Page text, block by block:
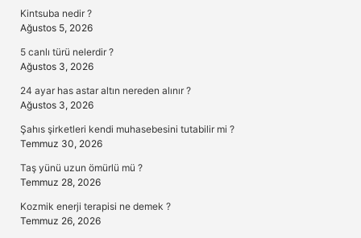
Kintsuba nedir ?
Ağustos 5, 2026
5 canlı türü nelerdir ?
Ağustos 3, 2026
24 ayar has astar altın nereden alınır ?
Ağustos 3, 2026
Şahıs şirketleri kendi muhasebesini tutabilir mi ?
Temmuz 30, 2026
Taş yünü uzun ömürlü mü ?
Temmuz 28, 2026
Kozmik enerji terapisi ne demek ?
Temmuz 26, 2026